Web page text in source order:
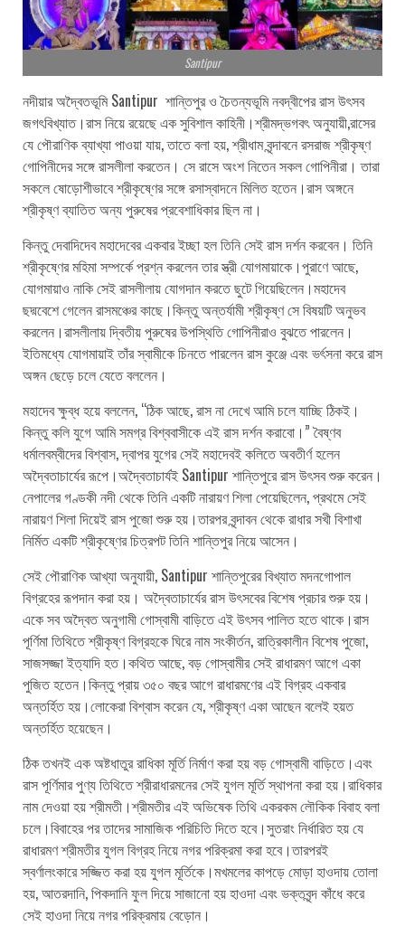
Santipur
নদীয়ার অদ্বৈতভূমি Santipur শান্তিপুর ও চৈতন্যভূমি নবদ্বীপের রাস উৎসব
জগৎবিখ্যাত।রাস নিয়ে রয়েছে এক সুবিশাল কাহিনী।শ্রীমদ্ভগবৎ অনুযায়ী,রাসের
যে পৌরাণিক ব্যাখ্যা পাওয়া যায়, তাতে বলা হয়, শ্রীধাম বৃন্দাবনে রসরাজ শ্রীকৃষ্ণ
গোপিনীদের সঙ্গে রাসলীলা করতেন। সে রাসে অংশ নিতেন সকল গোপিনীরা। তারা
সকলে ষোড়োশীভাবে শ্রীকৃষ্ণের সঙ্গে রসাস্বাদনে মিলিত হতেন।রাস অঙ্গনে
শ্রীকৃষ্ণ ব্যাতিত অন্য পুরুষের প্রবেশাধিকার ছিল না।
কিন্তু দেবাদিদেব মহাদেবের একবার ইচ্ছা হল তিনি সেই রাস দর্শন করবেন। তিনি
শ্রীকৃষ্ণের মহিমা সম্পর্কে প্রশ্ন করলেন তার স্ত্রী যোগমায়াকে।পুরাণে আছে,
যোগমায়াও নাকি সেই রাসলীলায় যোগদান করতে ছুটে গিয়েছিলেন।মহাদেব
ছদ্মবেশে গেলেন রাসমঞ্চের কাছে।কিন্তু অন্তর্যামী শ্রীকৃষ্ণ সে বিষয়টি অনুভব
করলেন।রাসলীলায় দ্বিতীয় পুরুষের উপস্থিতি গোপিনীরাও বুঝতে পারলেন।
ইতিমধ্যে যোগমায়াই তাঁর স্বামীকে চিনতে পারলেন রাস কুঞ্জে এবং ভর্ৎসনা করে রাস
অঙ্গন ছেড়ে চলে যেতে বললেন।
মহাদেব ক্ষুব্ধ হয়ে বললেন, “ঠিক আছে, রাস না দেখে আমি চলে যাচ্ছি ঠিকই।
কিন্তু কলি যুগে আমি সমগ্র বিশ্ববাসীকে এই রাস দর্শন করাবো।” বৈষ্ণব
ধর্মালবম্বীদের বিশ্বাস, দ্বাপর যুগের সেই মহাদেবই কলিতে অবতীর্ণ হলেন
অদ্বৈতাচার্যের রূপে।অদ্বৈতাচার্যই Santipur শান্তিপুরে রাস উৎসব শুরু করেন।
নেপালের গণ্ডকী নদী থেকে তিনি একটি নারায়ণ শিলা পেয়েছিলেন, প্রথমে সেই
নারায়ণ শিলা দিয়েই রাস পুজো শুরু হয়।তারপর বৃন্দাবন থেকে রাধার সখী বিশাখা
নির্মিত একটি শ্রীকৃষ্ণের চিত্রপট তিনি শান্তিপুর নিয়ে আসেন।
সেই পৌরাণিক আখ্যা অনুযায়ী, Santipur শান্তিপুরের বিখ্যাত মদনগোপাল
বিগ্রহের রূপদান করা হয়। অদ্বৈতাচার্যের রাস উৎসবের বিশেষ প্রচার শুরু হয়।
একে সব অদ্বৈত অনুগামী গোস্বামী বাড়িতে এই উৎসব পালিত হতে থাকে।রাস
পূর্ণিমা তিথিতে শ্রীকৃষ্ণ বিগ্রহকে ঘিরে নাম সংকীর্তন, রাত্রিকালীন বিশেষ পুজো,
সাজসজ্জা ইত্যাদি হত।কথিত আছে, বড় গোস্বামীর সেই রাধারমণ আগে একা
পুজিত হতেন।কিন্তু প্রায় ৩৫০ বছর আগে রাধারমণের এই বিগ্রহ একবার
অন্তর্হিত হয়।লোকেরা বিশ্বাস করেন যে, শ্রীকৃষ্ণ একা আছেন বলেই হয়ত
অন্তর্হিত হয়েছেন।
ঠিক তখনই এক অষ্টধাতুর রাধিকা মূর্তি নির্মাণ করা হয় বড় গোস্বামী বাড়িতে।এবং
রাস পূর্ণিমার পুণ্য তিথিতে শ্রীরাধারমনের সেই যুগল মূর্তি স্থাপনা করা হয়।রাধিকার
নাম দেওয়া হয় শ্রীমতী।শ্রীমতীর এই অভিষেক তিথি একরকম লৌকিক বিবাহ বলা
চলে।বিবাহের পর তাদের সামাজিক পরিচিতি দিতে হবে।সুতরাং নির্ধারিত হয় যে
রাধারমণ শ্রীমতীর যুগল বিগ্রহ নিয়ে নগর পরিক্রমা করা হবে।তারপরই
স্বর্ণালংকারে সজ্জিত করা হয় যুগল মূর্তিকে।মখমলের কাপড়ে মোড়া হাওদায় তোলা
হয়, আতরদানি, পিকদানি ফুল দিয়ে সাজানো হয় হাওদা এবং ভক্তবৃন্দ কাঁধে করে
সেই হাওদা নিয়ে নগর পরিক্রমায় বেড়োন।